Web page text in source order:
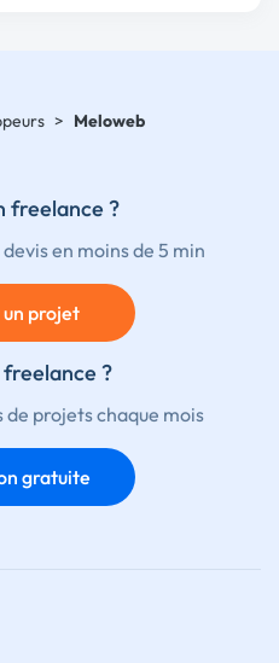
> Meloweb
freelance ?
en moins de 5 min
projet
?
projets chaque mois
gratuite